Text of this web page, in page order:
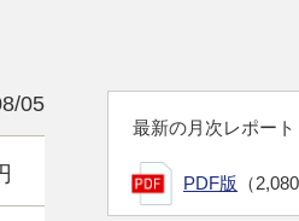
05
最新の月次レポート
PDF版 （